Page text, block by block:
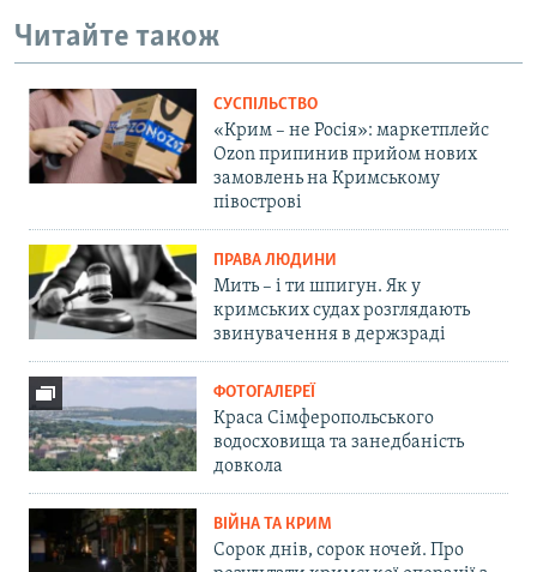
Читайте також
СУСПІЛЬСТВО
«Крим – не Росія»: маркетплейс
Ozon припинив прийом нових
замовлень на Кримському
півострові
ПРАВА ЛЮДИНИ
Мить – і ти шпигун. Як у
кримських судах розглядають
звинувачення в держзраді
ФОТОГАЛЕРЕЇ
Краса Сімферопольського
водосховища та занедбаність
довкола
ВІЙНА ТА КРИМ
Сорок днів, сорок ночей. Про